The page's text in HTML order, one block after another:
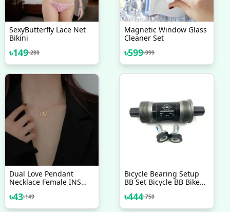
SexyButterfly Lace Net
Bikini
৳149৳280
Magnetic Window Glass
Cleaner Set
৳599৳999
Dual Love Pendant
Necklace Female INS
Harajukuki Neck Chain
Collar Bone
৳43৳149
Bicycle Bearing Setup
BB Set Bicycle BB Bike
Replacement Set Square
Taper 68mm Cycling
৳444৳750